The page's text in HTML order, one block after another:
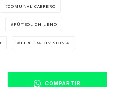
COMUNAL CABRERO
FÚTBOL CHILENO
TERCERA DIVISIÓN A
COMPARTIR